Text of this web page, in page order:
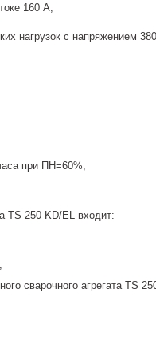
160 А,
нагрузок с напряжением
при ПН=60%,
TS 250 KD/EL входит:
сварочного агрегата TS